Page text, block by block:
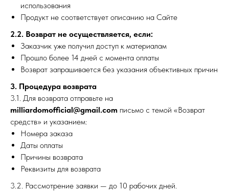
использования
Продукт не соответствует описанию на Сайте
2.2. Возврат не осуществляется, если:
Заказчик уже получил доступ к материалам
Прошло более 14 дней с момента оплаты
Возврат запрашивается без указания объективных причин
3. Процедура возврата
3.1. Для возврата отправьте на
milliardomofficial@gmail.com письмо с темой «Возврат
средств» и указанием:
Номера заказа
Даты оплаты
Причины возврата
Реквизиты для возврата
3.2. Рассмотрение заявки — до 10 рабочих дней.